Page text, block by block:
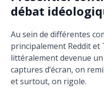
débat
Au sein de différentes
principalement Reddit
littéralement devenue
captures d’écran, on
et surtout, on rigole.